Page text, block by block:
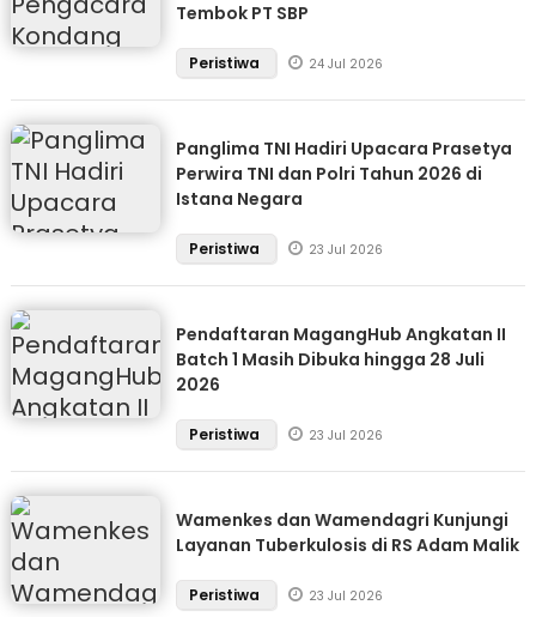
Tembok PT SBP
Peristiwa 24 Jul 2026
Panglima TNI Hadiri Upacara Prasetya
Perwira TNI dan Polri Tahun 2026 di
Istana Negara
Peristiwa 23 Jul 2026
Pendaftaran MagangHub Angkatan II
Batch 1 Masih Dibuka hingga 28 Juli
2026
Peristiwa 23 Jul 2026
Wamenkes dan Wamendagri Kunjungi
Layanan Tuberkulosis di RS Adam Malik
Peristiwa 23 Jul 2026